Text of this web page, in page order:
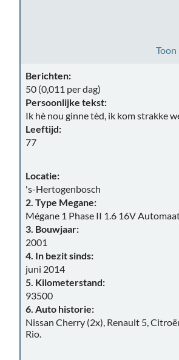
Berichten:
50 (0,011 per dag)
Persoonlijke tekst:
Ik hè nou ginne tèd, ik kom strakke
Leeftijd:
77
Locatie:
's-Hertogenbosch
2. Type Megane:
Mégane 1 Phase II 1.6 16V
3. Bouwjaar:
2001
4. In bezit sinds:
juni 2014
5. Kilometerstand:
93500
6. Auto historie:
Nissan Cherry (2x), Renault 5,
Rio.